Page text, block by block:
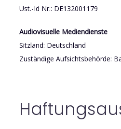
Ust.-Id Nr.: DE132001179
Audiovisuelle Mediendienste
Sitzland: Deutschland
Zuständige Aufsichtsbehörde: